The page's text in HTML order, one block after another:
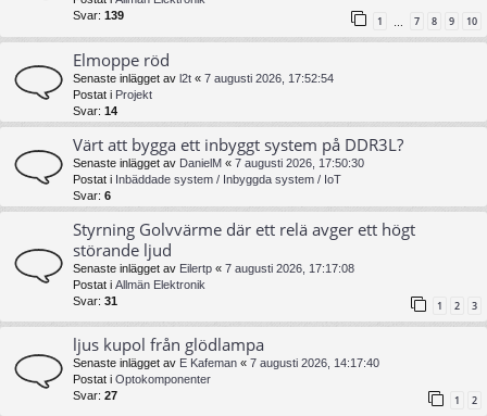
Svar: 139 1 7 8 9 10
Elmoppe röd
Senaste inlägget av l2t « 7 augusti 2026, 17:52:54
Postat i Projekt
Svar: 14
Värt att bygga ett inbyggt system på DDR3L?
Senaste inlägget av DanielM « 7 augusti 2026, 17:50:30
Postat i Inbäddade system / Inbyggda system / IoT
Svar: 6
Styrning Golvvärme där ett relä avger ett högt
störande ljud
Senaste inlägget av Eilertp « 7 augusti 2026, 17:17:08
Postat i Allmän Elektronik
Svar: 31 1 2 3
ljus kupol från glödlampa
Senaste inlägget av E Kafeman « 7 augusti 2026, 14:17:40
Postat i Optokomponenter
Svar: 27 1 2